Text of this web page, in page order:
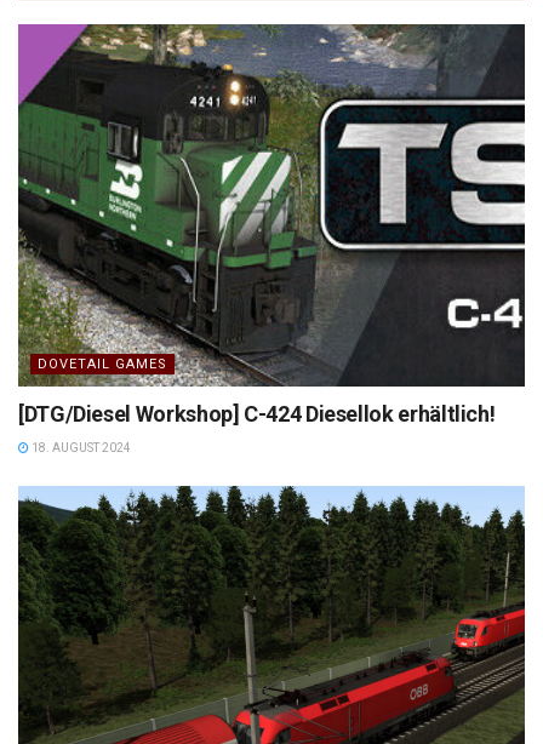
DOVETAIL GAMES
[DTG/Diesel Workshop] C-424 Diesellok erhältlich!
18. AUGUST 2024